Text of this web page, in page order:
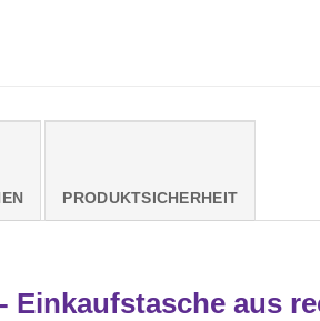
PRODUKTSICHERHEIT
Einkaufstasche aus